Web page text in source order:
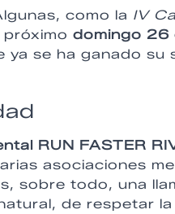
como la IV
domingo
ya se ha ganado su
RUN FASTER
asociaciones
sobre todo, una
de respetar